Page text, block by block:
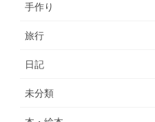
手作り
旅行
日記
未分類